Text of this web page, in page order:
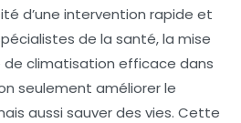
d’une intervention rapide et
de la santé, la mise
de climatisation efficace dans
seulement améliorer le
aussi sauver des vies. Cette